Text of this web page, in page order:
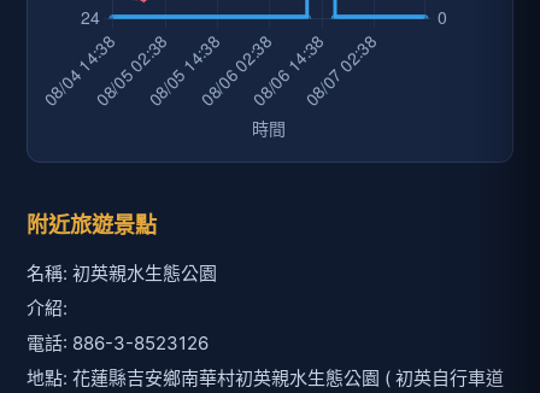
附近旅遊景點
名稱: 初英親水生態公園
介紹:
電話: 886-3-8523126
地點: 花蓮縣吉安鄉南華村初英親水生態公園 ( 初英自行車道